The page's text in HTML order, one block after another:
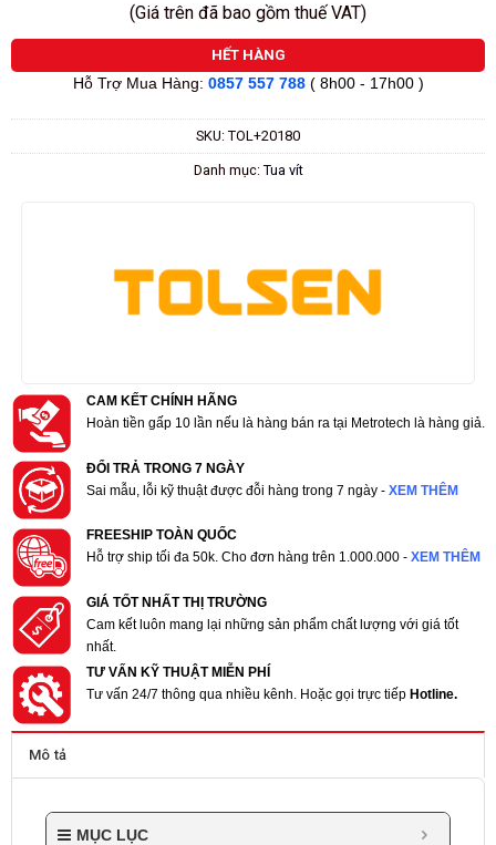
(Giá trên đã bao gồm thuế VAT)
HẾT HÀNG
Hỗ Trợ Mua Hàng: 0857 557 788 ( 8h00 - 17h00 )
SKU: TOL+20180
Danh mục: Tua vít
CAM KẾT CHÍNH HÃNG
Hoàn tiền gấp 10 lần nếu là hàng bán ra tại Metrotech là hàng giả.
ĐỔI TRẢ TRONG 7 NGÀY
Sai mẫu, lỗi kỹ thuật được đỗi hàng trong 7 ngày - XEM THÊM
FREESHIP TOÀN QUỐC
Hỗ trợ ship tối đa 50k. Cho đơn hàng trên 1.000.000 - XEM THÊM
GIÁ TỐT NHẤT THỊ TRƯỜNG
Cam kết luôn mang lại những sản phẩm chất lượng với giá tốt
nhất.
TƯ VẤN KỸ THUẬT MIỄN PHÍ
Tư vấn 24/7 thông qua nhiều kênh. Hoặc gọi trực tiếp Hotline.
Mô tả
MỤC LỤC